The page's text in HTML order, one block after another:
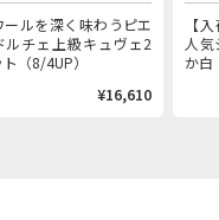
ールを深く味わうピエ
ルチェ上級キュヴェ2
（8/4UP）
¥16,610
【
人気
か白